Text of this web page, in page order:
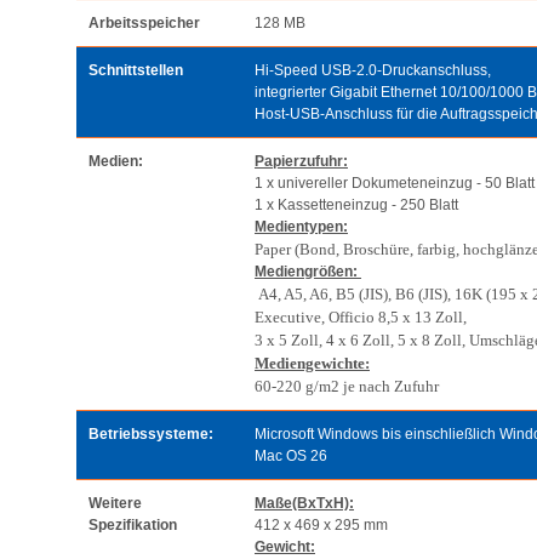
Arbeitsspeicher 128 MB
Schnittstellen
Hi-Speed USB-2.0-Druckanschluss,
integrierter Gigabit Ethernet 10/100/1000
Host-USB-Anschluss für die
Medien:
Papierzufuhr:
1 x univereller Dokumeteneinzug - 50 Blatt
1 x Kassetteneinzug - 250 Blatt
Medientypen:
Paper (Bond, Broschüre, farbig,
Mediengrößen:
A4, A5, A6, B5 (JIS), B6 (JIS), 16K (195
Executive, Officio 8,5 x 13 Zoll,
3 x 5 Zoll, 4 x 6 Zoll, 5 x 8 Zoll,
Mediengewichte:
60-220 g/m2 je nach Zufuhr
Betriebssysteme:
Microsoft Windows bis einschließlich
Mac OS 26
Weitere
Spezifikation
Maße(BxTxH):
412 x 469 x 295 mm
Gewicht: